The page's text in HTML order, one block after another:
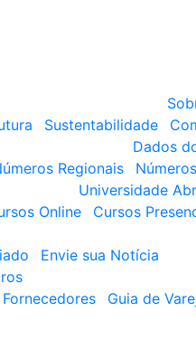
Sustentabilidade
Dados
Regionais
Universidade
Online Cursos
Envie sua Notícia
Guia de